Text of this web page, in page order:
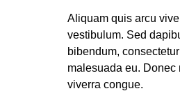
Aliquam quis arcu
vestibulum. Sed
bibendum,
malesuada eu.
viverra congue.